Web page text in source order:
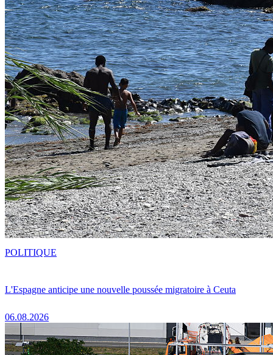
L'Espagne anticipe une nouvelle poussée migratoire à Ceuta
06.08.2026
POLITIQUE